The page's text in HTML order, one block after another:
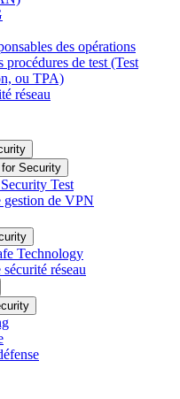
des opérations
procédures de test (Test
ou TPA)
réseau
for Security
Test
gestion de VPN
Technology
réseau